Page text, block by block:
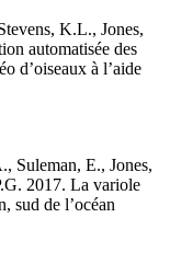
K.L., Jones,
automatisée des
d’oiseaux à l’aide
Suleman, E., Jones,
2017. La variole
sud de l’océan